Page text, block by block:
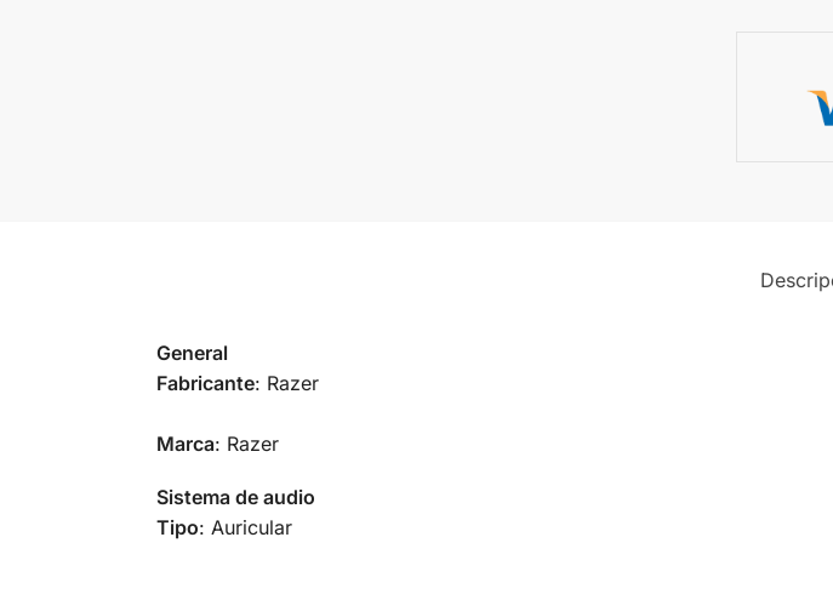
General
Fabricante: Razer
Marca: Razer
Sistema de audio
Tipo: Auricular